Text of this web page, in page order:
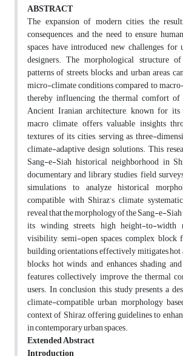
ABSTRACT
The expansion of modern cities, the
consequences, and the need to ensure
spaces have introduced new challenges for
designers. The morphological structure
patterns of streets, blocks, and urban areas,
micro-climate conditions compared to
thereby influencing the thermal comfort of
Ancient Iranian architecture, known for
macro climate, offers valuable insights
textures of its cities, serving as three-
climate-adaptive design solutions. This
Sang-e-Siah historical neighborhood in
documentary and library studies, field
simulations to analyze historical
compatible with Shiraz’s climate
reveal that the morphology of the Sang-e-
its winding streets, high height-to-width
visibility, semi-open spaces, complex block
building orientations, effectively mitigates
blocks hot winds, and enhances shading
features collectively improve the thermal
users. In conclusion, this study presents a
climate-compatible urban morphology
context of Shiraz, offering guidelines to
in contemporary urban spaces.
Extended Abstract